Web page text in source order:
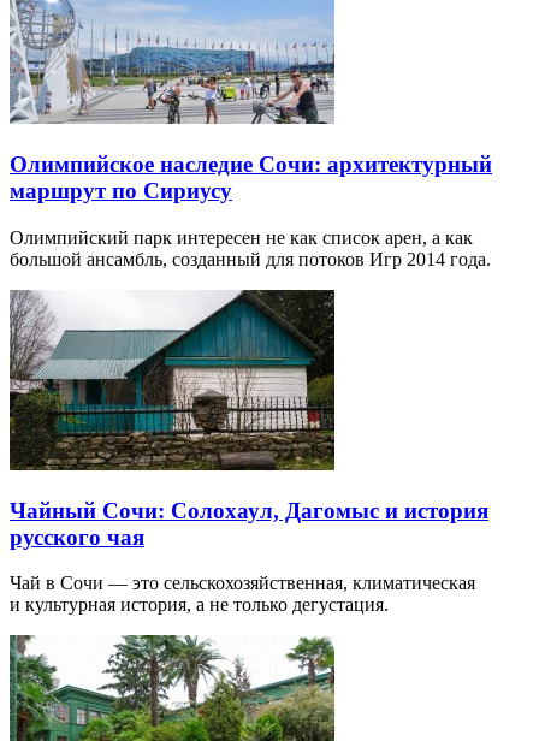
Олимпийское наследие Сочи: архитектурный
маршрут по Сириусу
Олимпийский парк интересен не как список арен, а как
большой ансамбль, созданный для потоков Игр 2014 года.
Чайный Сочи: Солохаул, Дагомыс и история
русского чая
Чай в Сочи — это сельскохозяйственная, климатическая
и культурная история, а не только дегустация.